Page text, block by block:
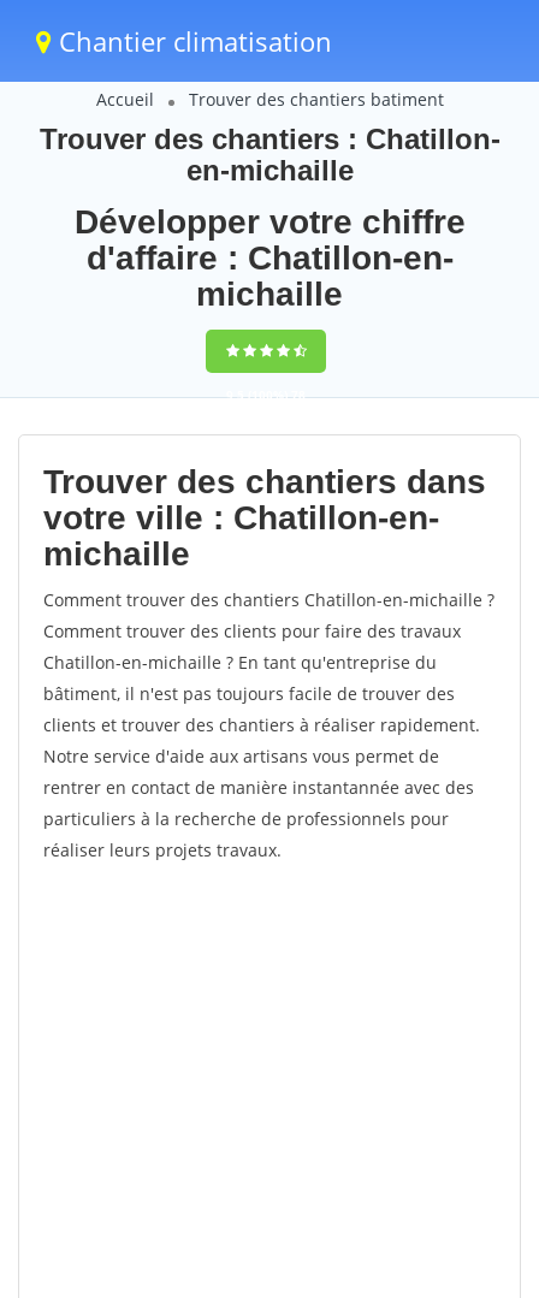
Chantier climatisation
Accueil Trouver des chantiers batiment
Trouver des chantiers : Chatillon-
en-michaille
Développer votre chiffre
d'affaire : Chatillon-en-
michaille
9,5(100%)78
votes
Trouver des chantiers dans
votre ville : Chatillon-en-
michaille
Comment trouver des chantiers Chatillon-en-michaille ?
Comment trouver des clients pour faire des travaux
Chatillon-en-michaille ? En tant qu'entreprise du
bâtiment, il n'est pas toujours facile de trouver des
clients et trouver des chantiers à réaliser rapidement.
Notre service d'aide aux artisans vous permet de
rentrer en contact de manière instantannée avec des
particuliers à la recherche de professionnels pour
réaliser leurs projets travaux.